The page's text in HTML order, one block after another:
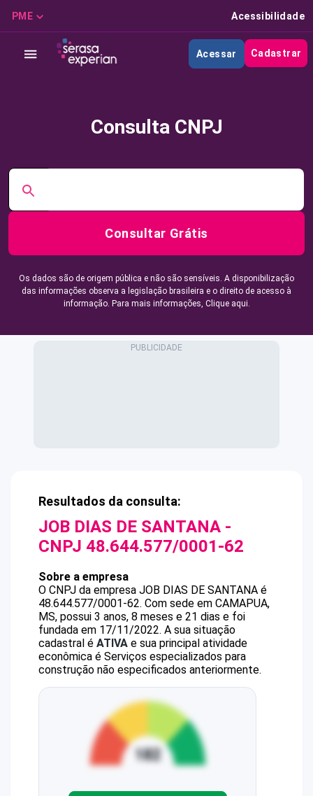
PME Acessibilidade
Acessar Cadastrar
Consulta CNPJ
Consultar Grátis
Os dados são de origem pública e não são sensíveis. A disponibilização
das informações observa a legislação brasileira e o direito de acesso à
informação. Para mais informações, Clique aqui.
Resultados da consulta:
JOB DIAS DE SANTANA -
CNPJ 48.644.577/0001-62
Sobre a empresa
O CNPJ da empresa JOB DIAS DE SANTANA é
48.644.577/0001-62. Com sede em CAMAPUA,
MS, possui 3 anos, 8 meses e 21 dias e foi
fundada em 17/11/2022. A sua situação
cadastral é ATIVA e sua principal atividade
econômica é Serviços especializados para
construção não especificados anteriormente.